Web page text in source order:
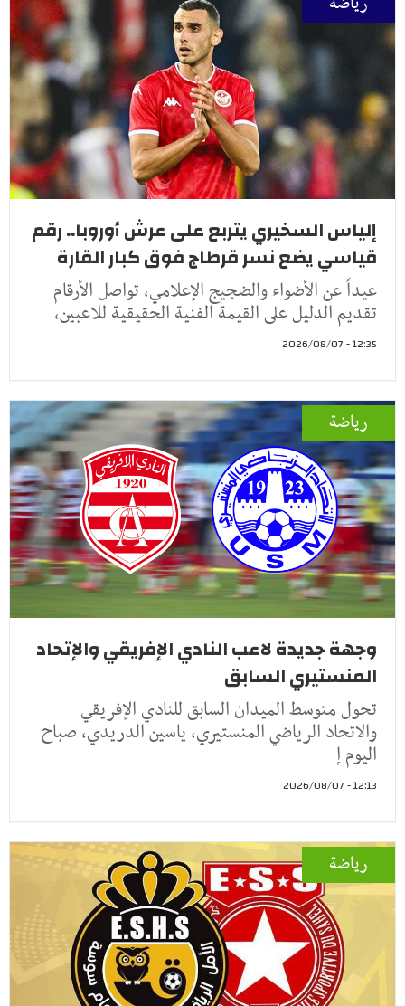
إلياس السخيري يتربع على عرش أوروبا.. رقم
قياسي يضع نسر قرطاج فوق كبار القارة
عيداً عن الأضواء والضجيج الإعلامي، تواصل الأرقام
تقديم الدليل على القيمة الفنية الحقيقية للاعبين،
12:35 - 2026/08/07
رياضة
وجهة جديدة لاعب النادي الإفريقي والإتحاد
المنستيري السابق
تحول متوسط الميدان السابق للنادي الإفريقي
والاتحاد الرياضي المنستيري، ياسين الدريدي، صباح
اليوم إ
12:13 - 2026/08/07
رياضة